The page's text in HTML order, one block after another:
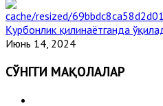
Қурбонлик қилинаётганда
Июнь 14, 2024
СЎНГГИ МАҚОЛАЛАР